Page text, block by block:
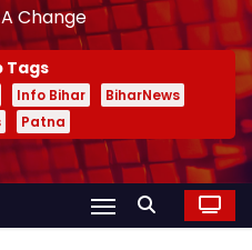
Change
Tags
Info Bihar
BiharNews
Patna